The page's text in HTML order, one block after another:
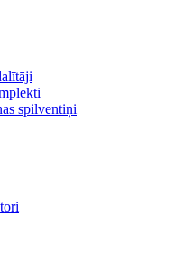
spilventiņi